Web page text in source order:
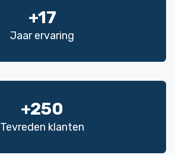
+17
Jaar ervaring
+250
Tevreden klanten